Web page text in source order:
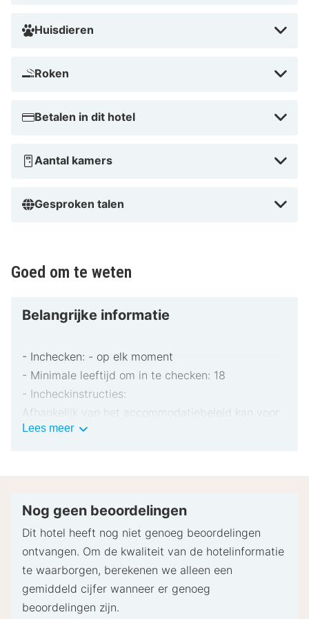
hotel ligt op 18,7 km van Kasteel Lichtenstein en op 9,5
km van Schönbuch Nature Park.
In het stadscentrum
Huisdieren
Roken
Betalen in dit hotel
Aantal kamers
Gesproken talen
Goed om te weten
Belangrijke informatie
- Inchecken: - op elk moment
- Minimale leeftijd om in te checken: 18
- Incheckinstructies:
Afhankelijk van het accommodatiebeleid kan voor
extra personen een toeslag in rekening worden
pinpas of borgsom in contanten te verstrekken
Speciale verzoeken worden onder voorbehoud van
beschikbaarheid bij het inchecken ingewilligd.
Hiervoor kunnen extra kosten in rekening worden
gebracht. Speciale verzoeken kunnen niet worden
Lees meerBelangrijke
Nog geen beoordelingen
Dit hotel heeft nog niet genoeg beoordelingen
ontvangen. Om de kwaliteit van de hotelinformatie
te waarborgen, berekenen we alleen een
gemiddeld cijfer wanneer er genoeg
beoordelingen zijn.